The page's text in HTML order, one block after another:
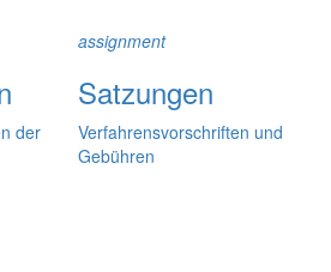
der
assignment
Satzungen
Verfahrensvorschriften und
Gebühren